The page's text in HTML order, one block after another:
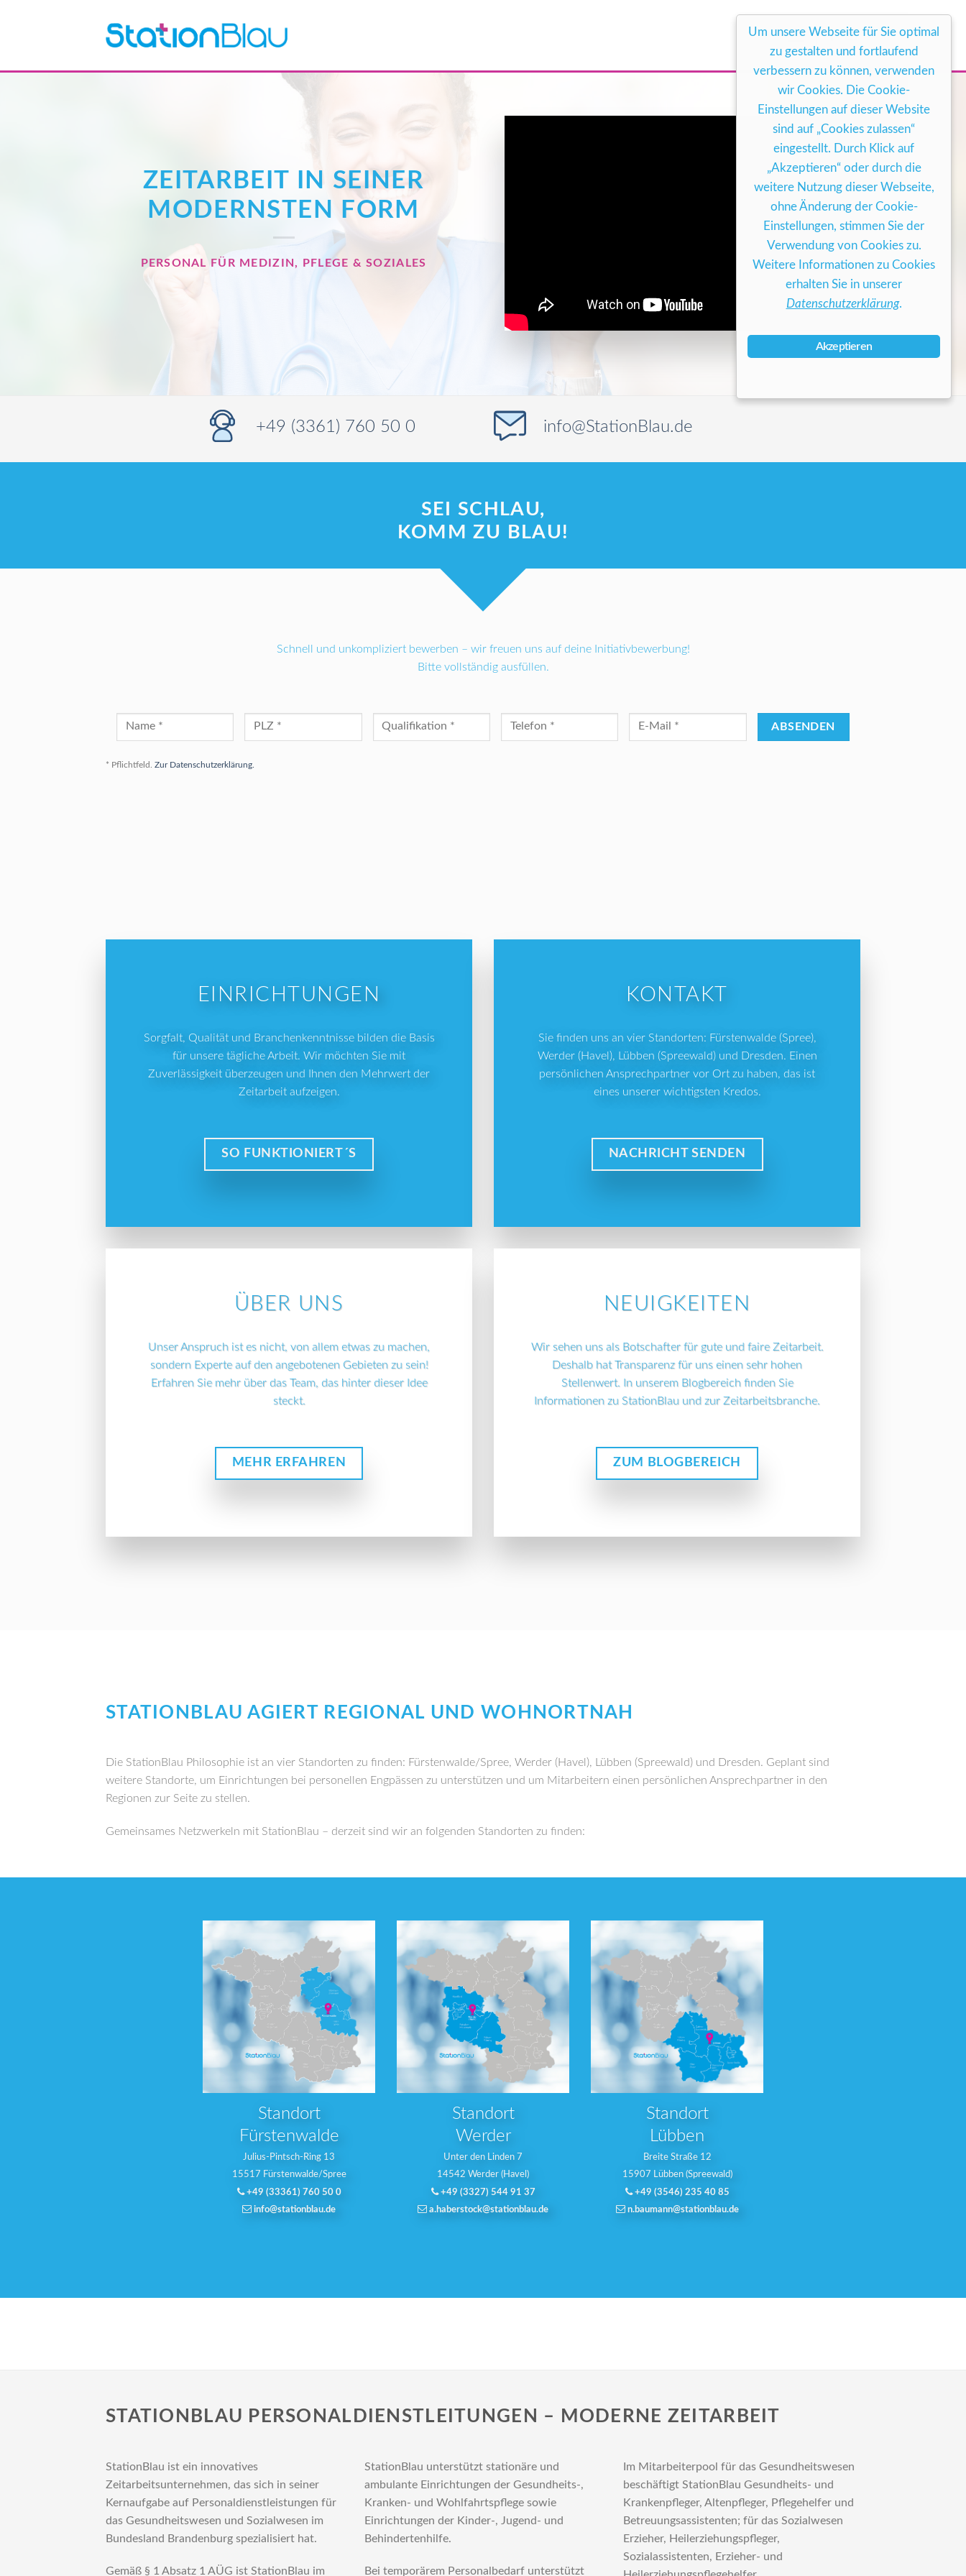
ZEITARBEIT IN SEINER
MODERNSTEN FORM
PERSONAL FÜR MEDIZIN, PFLEGE & SOZIALES
+49 (3361) 760 50 0 info@StationBlau.de
SEI SCHLAU,
KOMM ZU BLAU!
Schnell und unkompliziert bewerben – wir freuen uns auf deine Initiativbewerbung!
Bitte vollständig ausfüllen.
* Pflichtfeld. Zur Datenschutzerklärung.
EINRICHTUNGEN
Sorgfalt, Qualität und Branchenkenntnisse bilden die Basis
für unsere tägliche Arbeit. Wir möchten Sie mit
Zuverlässigkeit überzeugen und Ihnen den Mehrwert der
Zeitarbeit aufzeigen.
SO FUNKTIONIERT´S
KONTAKT
Sie finden uns an vier Standorten: Fürstenwalde (Spree),
Werder (Havel), Lübben (Spreewald) und Dresden. Einen
persönlichen Ansprechpartner vor Ort zu haben, das ist
eines unserer wichtigsten Kredos.
NACHRICHT SENDEN
ÜBER UNS
Unser Anspruch ist es nicht, von allem etwas zu machen,
sondern Experte auf den angebotenen Gebieten zu sein!
Erfahren Sie mehr über das Team, das hinter dieser Idee
steckt.
MEHR ERFAHREN
NEUIGKEITEN
Wir sehen uns als Botschafter für gute und faire Zeitarbeit.
Deshalb hat Transparenz für uns einen sehr hohen
Stellenwert. In unserem Blogbereich finden Sie
Informationen zu StationBlau und zur Zeitarbeitsbranche.
ZUM BLOGBEREICH
STATIONBLAU AGIERT REGIONAL UND WOHNORTNAH
Die StationBlau Philosophie ist an vier Standorten zu finden: Fürstenwalde/Spree, Werder (Havel), Lübben (Spreewald) und Dresden. Geplant sind
weitere Standorte, um Einrichtungen bei personellen Engpässen zu unterstützen und um Mitarbeitern einen persönlichen Ansprechpartner in den
Regionen zur Seite zu stellen.
Gemeinsames Netzwerkeln mit StationBlau – derzeit sind wir an folgenden Standorten zu finden:
Standort
Fürstenwalde
Julius-Pintsch-Ring 13
15517 Fürstenwalde/Spree
+49 (33361) 760 50 0
info@stationblau.de
Standort
Werder
Unter den Linden 7
14542 Werder (Havel)
+49 (3327) 544 91 37
a.haberstock@stationblau.de
Standort
Lübben
Breite Straße 12
15907 Lübben (Spreewald)
+49 (3546) 235 40 85
n.baumann@stationblau.de
STATIONBLAU PERSONALDIENSTLEITUNGEN – MODERNE ZEITARBEIT
StationBlau ist ein innovatives
Zeitarbeitsunternehmen, das sich in seiner
Kernaufgabe auf Personaldienstleistungen für
das Gesundheitswesen und Sozialwesen im
Bundesland Brandenburg spezialisiert hat.
Gemäß § 1 Absatz 1 AÜG ist StationBlau im
StationBlau unterstützt stationäre und
ambulante Einrichtungen der Gesundheits-,
Kranken- und Wohlfahrtspflege sowie
Einrichtungen der Kinder-, Jugend- und
Behindertenhilfe.
Bei temporärem Personalbedarf unterstützt
Im Mitarbeiterpool für das Gesundheitswesen
beschäftigt StationBlau Gesundheits- und
Krankenpfleger, Altenpfleger, Pflegehelfer und
Betreuungsassistenten; für das Sozialwesen
Erzieher, Heilerziehungspfleger,
Sozialassistenten, Erzieher- und
Um unsere Webseite für Sie optimal
zu gestalten und fortlaufend
verbessern zu können, verwenden
wir Cookies. Die Cookie-
Einstellungen auf dieser Website
sind auf „Cookies zulassen“
eingestellt. Durch Klick auf
„Akzeptieren“ oder durch die
weitere Nutzung dieser Webseite,
ohne Änderung der Cookie-
Einstellungen, stimmen Sie der
Verwendung von Cookies zu.
Weitere Informationen zu Cookies
erhalten Sie in unserer
Datenschutzerklärung.
Akzeptieren